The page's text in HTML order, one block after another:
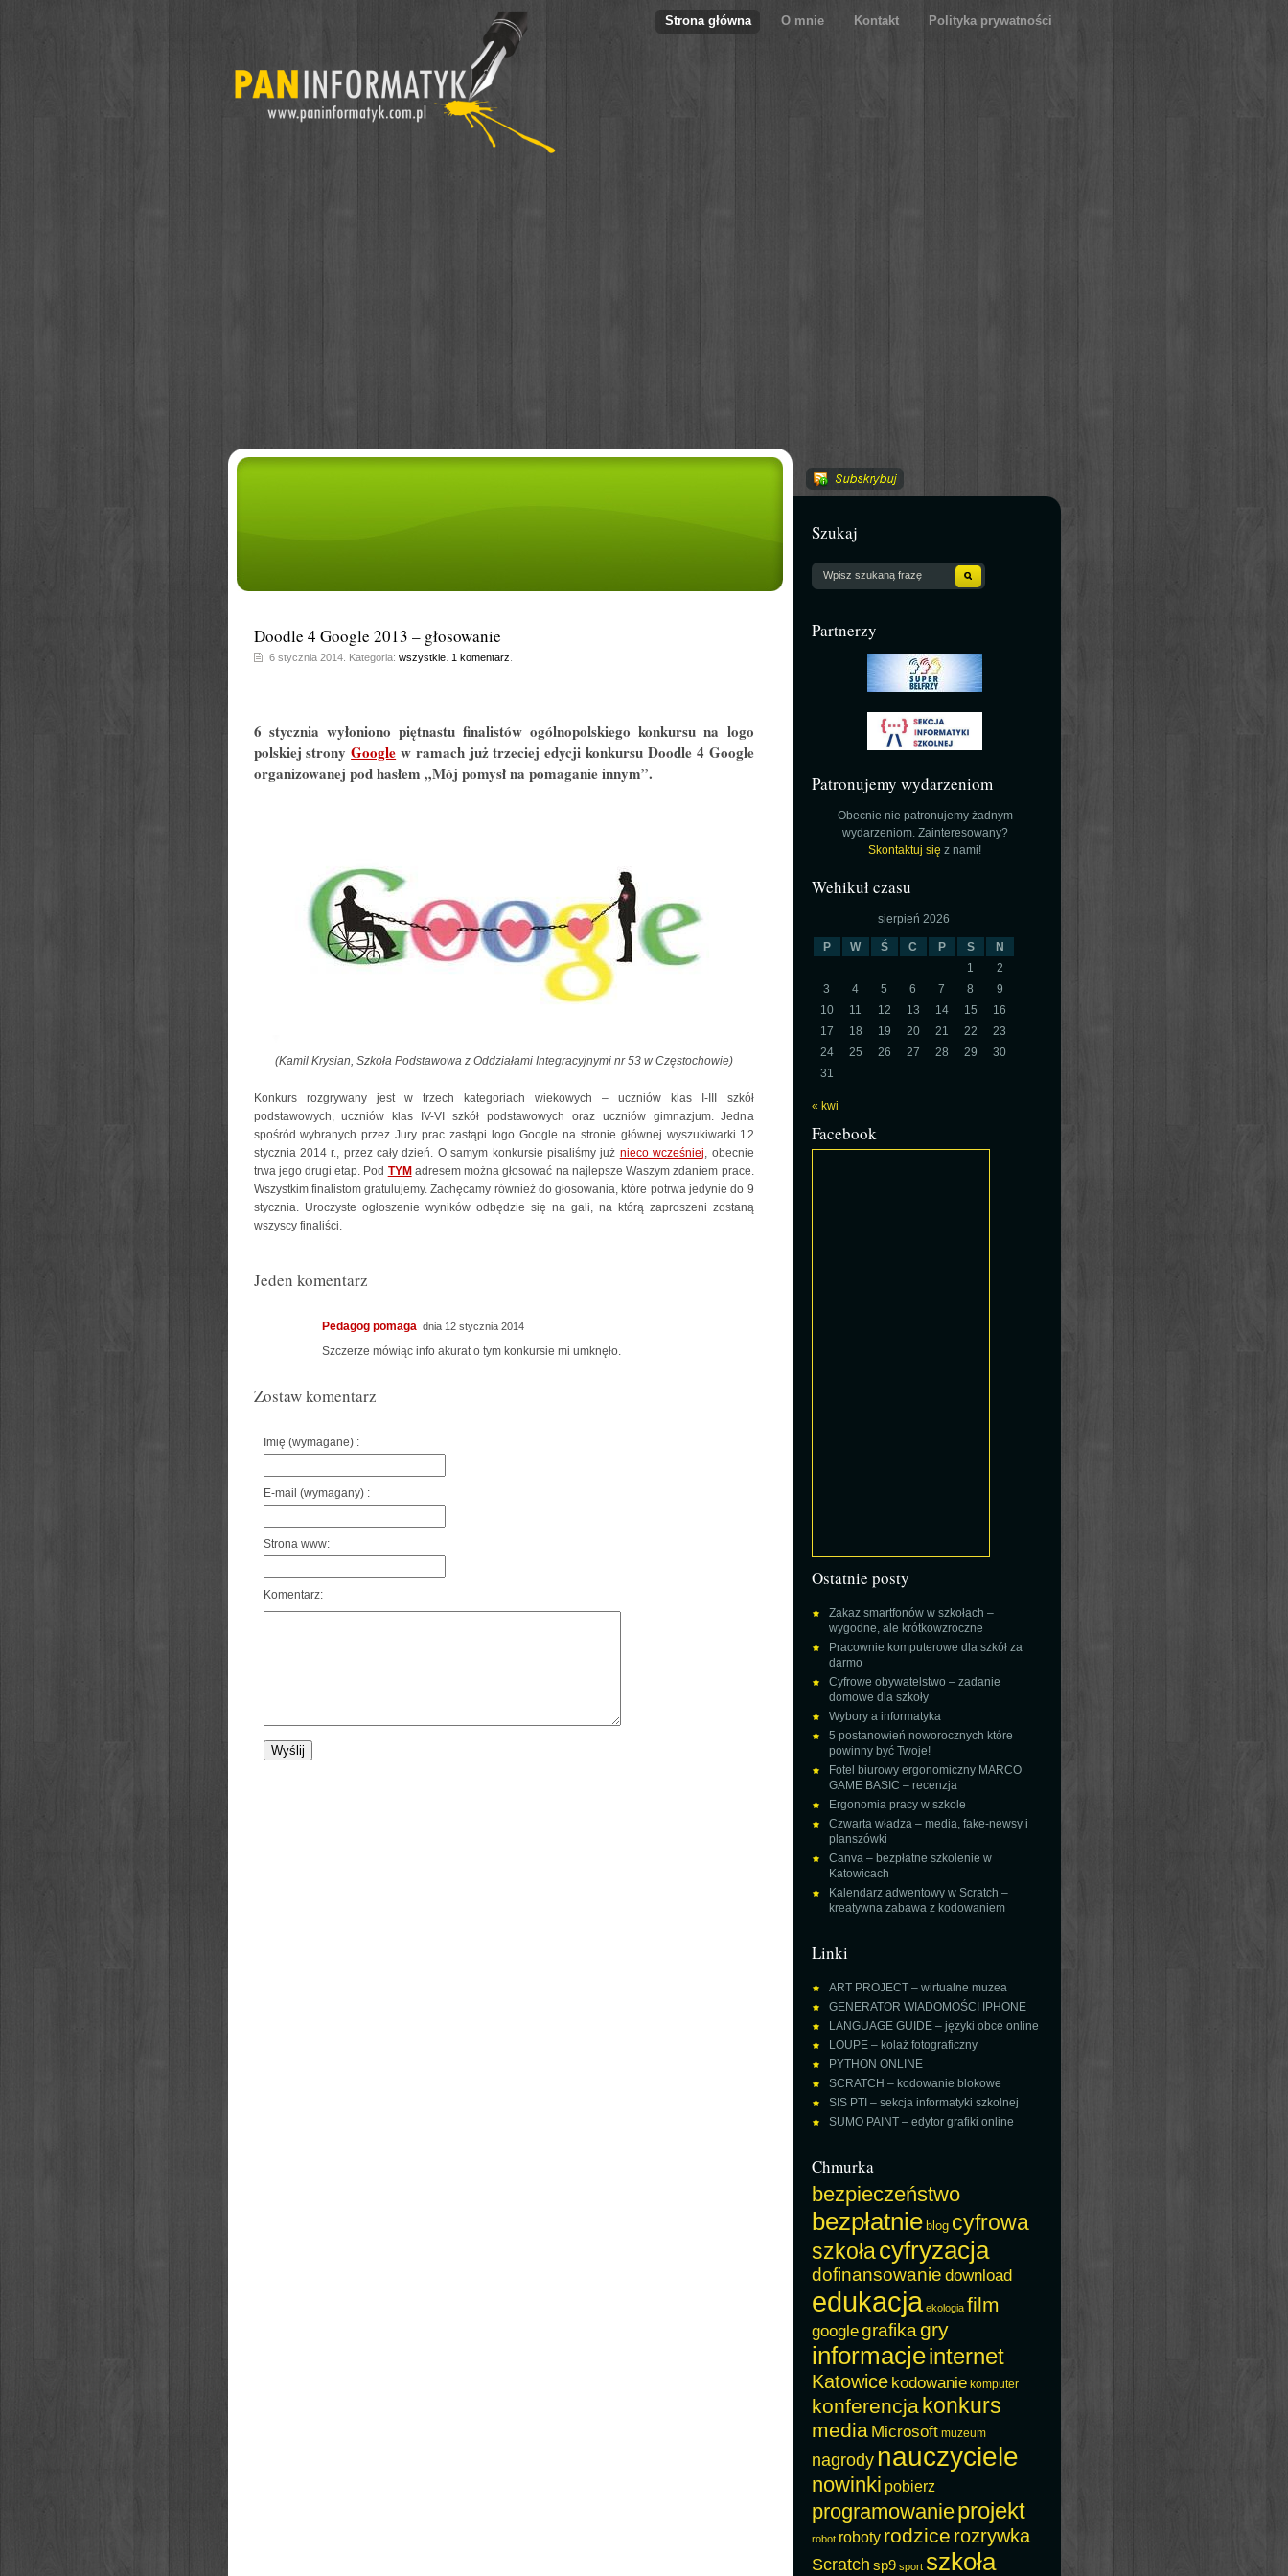
Strona główna O mnie Kontakt Polityka prywatności
Doodle 4 Google 2013 – głosowanie
6 stycznia 2014. Kategoria: wszystkie. 1 komentarz
6 stycznia wyłoniono piętnastu finalistów ogólnopolskiego konkursu na logo
polskiej stronyGoogle w ramach już trzeciej edycji konkursu Doodle 4 Google
organizowanej pod hasłem „Mój pomysł na pomaganie innym”.
(Kamil Krysian, Szkoła Podstawowa z Oddziałami Integracyjnymi nr 53 w Częstochowie)
Konkurs rozgrywany jest w trzech kategoriach wiekowych – uczniów klas I-III szkół
podstawowych, uczniów klas IV-VI szkół podstawowych oraz uczniów gimnazjum. Jedna
spośród wybranych przez Jury prac zastąpi logo Google na stronie głównej wyszukiwarki 12
stycznia 2014 r., przez cały dzień. O samym konkursie pisaliśmy już nieco wcześniej, obecnie
trwa jego drugi etap. Pod TYM adresem można głosować na najlepsze Waszym zdaniem prace.
Wszystkim finalistom gratulujemy. Zachęcamy również do głosowania, które potrwa jedynie do 9
stycznia. Uroczyste ogłoszenie wyników odbędzie się na gali, na którą zaproszeni zostaną
wszyscy finaliści.
Jeden komentarz
Pedagog pomaga dnia 12 stycznia 2014
Szczerze mówiąc info akurat o tym konkursie mi umknęło.
Zostaw komentarz
Imię (wymagane) :
E-mail (wymagany) :
Strona www:
Komentarz:
Szukaj
Partnerzy
Patronujemy wydarzeniom
Obecnie nie patronujemy żadnym
wydarzeniom. Zainteresowany?
Skontaktuj się z nami!
Wehikuł czasu
sierpień 2026
P W Ś C P S
N
1
2
3
4 5 6 7 8
9
10
11 12 13 14 15
16
17
18 19 20 21 22
23
24
25 26 27 28 29
30
31
« kwi
Facebook
Ostatnie posty
Zakaz smartfonów w szkołach –
wygodne, ale krótkowzroczne
Pracownie komputerowe dla szkół za
darmo
Cyfrowe obywatelstwo – zadanie
domowe dla szkoły
Wybory a informatyka
5 postanowień noworocznych które
powinny być Twoje!
Fotel biurowy ergonomiczny MARCO
GAME BASIC – recenzja
Ergonomia pracy w szkole
Czwarta władza – media, fake-newsy i
planszówki
Canva – bezpłatne szkolenie w
Katowicach
Kalendarz adwentowy w Scratch –
kreatywna zabawa z kodowaniem
Linki
ART PROJECT – wirtualne muzea
GENERATOR WIADOMOŚCI IPHONE
LANGUAGE GUIDE – języki obce online
LOUPE – kolaż fotograficzny
PYTHON ONLINE
SCRATCH – kodowanie blokowe
SIS PTI – sekcja informatyki szkolnej
SUMO PAINT – edytor grafiki online
Chmurka
bezpieczeństwo
bezpłatnie blog cyfrowa
szkołacyfryzacja
dofinansowanie download
edukacja ekologia film
googlegrafikagry
informacjeinternet
Katowice kodowanie komputer
konferencjakonkurs
media Microsoft muzeum
nagrody nauczyciele
nowinki pobierz
programowanieprojekt
robot roboty rodzice rozrywka
Scratch sp9 sport szkoła